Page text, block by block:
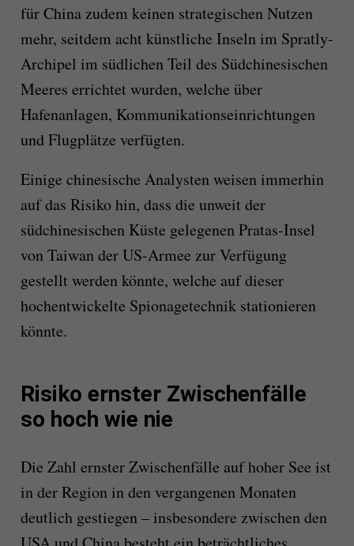
für China zudem keinen strategischen Nutzen
mehr, seitdem acht künstliche Inseln im Spratly-
Archipel im südlichen Teil des Südchinesischen
Meeres errichtet wurden, welche über
Hafenanlagen, Kommunikationseinrichtungen
und Flugplätze verfügten.
Einige chinesische Analysten weisen immerhin
auf das Risiko hin, dass die unweit der
südchinesischen Küste gelegenen Pratas-Insel
von Taiwan der US-Armee zur Verfügung
gestellt werden könnte, welche auf dieser
hochentwickelte Spionagetechnik stationieren
könnte.
Risiko ernster Zwischenfälle
so hoch wie nie
Die Zahl ernster Zwischenfälle auf hoher See ist
in der Region in den vergangenen Monaten
deutlich gestiegen – insbesondere zwischen den